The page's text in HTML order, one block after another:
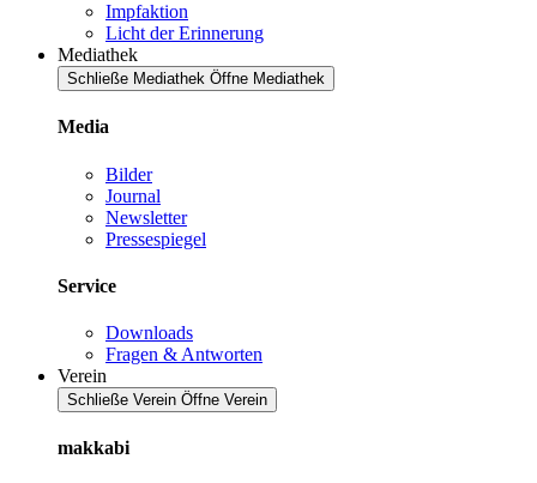
Impfaktion
Licht der Erinnerung
Mediathek
Schließe Mediathek Öffne Mediathek
Media
Bilder
Journal
Newsletter
Pressespiegel
Service
Downloads
Fragen & Antworten
Verein
Schließe Verein Öffne Verein
makkabi